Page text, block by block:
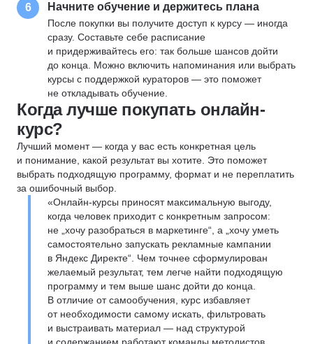
6 Начните обучение и держитесь плана
После покупки вы получите доступ к курсу — иногда
сразу. Составьте себе расписание
и придерживайтесь его: так больше шансов дойти
до конца. Можно включить напоминания или выбрать
курсы с поддержкой кураторов — это поможет
не откладывать обучение.
Когда лучше покупать онлайн-
курс?
Лучший момент — когда у вас есть конкретная цель
и понимание, какой результат вы хотите. Это поможет
выбрать подходящую программу, формат и не переплатить
за ошибочный выбор.
«Онлайн-курсы приносят максимальную выгоду,
когда человек приходит с конкретным запросом:
не „хочу разобраться в маркетинге“, а „хочу уметь
самостоятельно запускать рекламные кампании
в Яндекс Директе“. Чем точнее сформулирован
желаемый результат, тем легче найти подходящую
программу и тем выше шанс дойти до конца.
В отличие от самообучения, курс избавляет
от необходимости самому искать, фильтровать
и выстраивать материал — над структурой